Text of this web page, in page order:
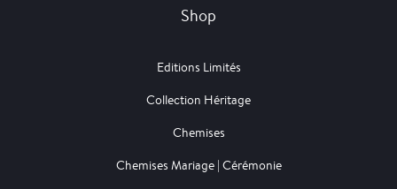
Shop
Editions Limités
Collection Héritage
Chemises
Chemises Mariage | Cérémonie